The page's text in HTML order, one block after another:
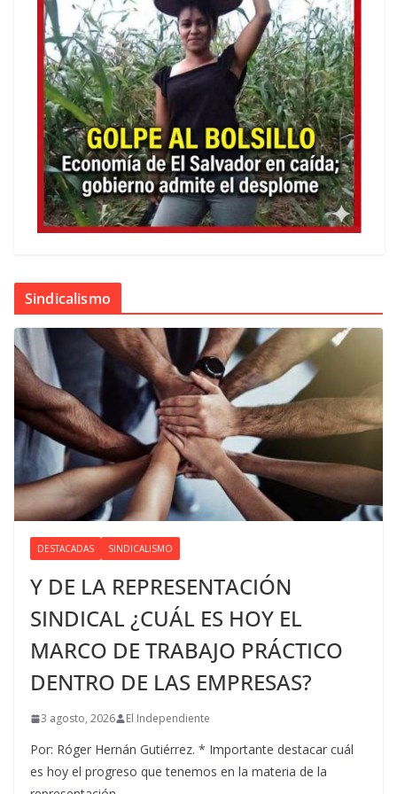
Sindicalismo
DESTACADAS SINDICALISMO
Y DE LA REPRESENTACIÓN
SINDICAL ¿CUÁL ES HOY EL
MARCO DE TRABAJO PRÁCTICO
DENTRO DE LAS EMPRESAS?
3 agosto, 2026 El Independiente
Por: Róger Hernán Gutiérrez. * Importante destacar cuál
es hoy el progreso que tenemos en la materia de la